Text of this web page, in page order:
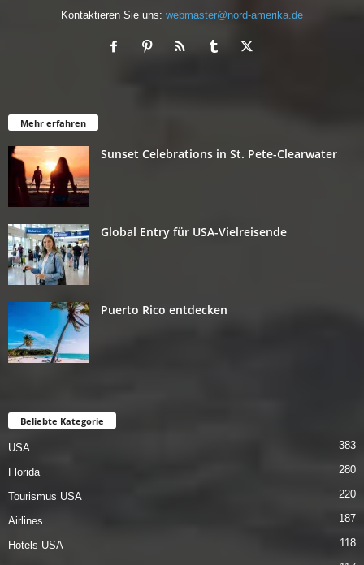
Kontaktieren Sie uns: webmaster@nord-amerika.de
Mehr erfahren
Sunset Celebrations in St. Pete-Clearwater
Global Entry für USA-Vielreisende
Puerto Rico entdecken
Beliebte Kategorie
USA 383
Florida 280
Tourismus USA 220
Airlines 187
Hotels USA 118